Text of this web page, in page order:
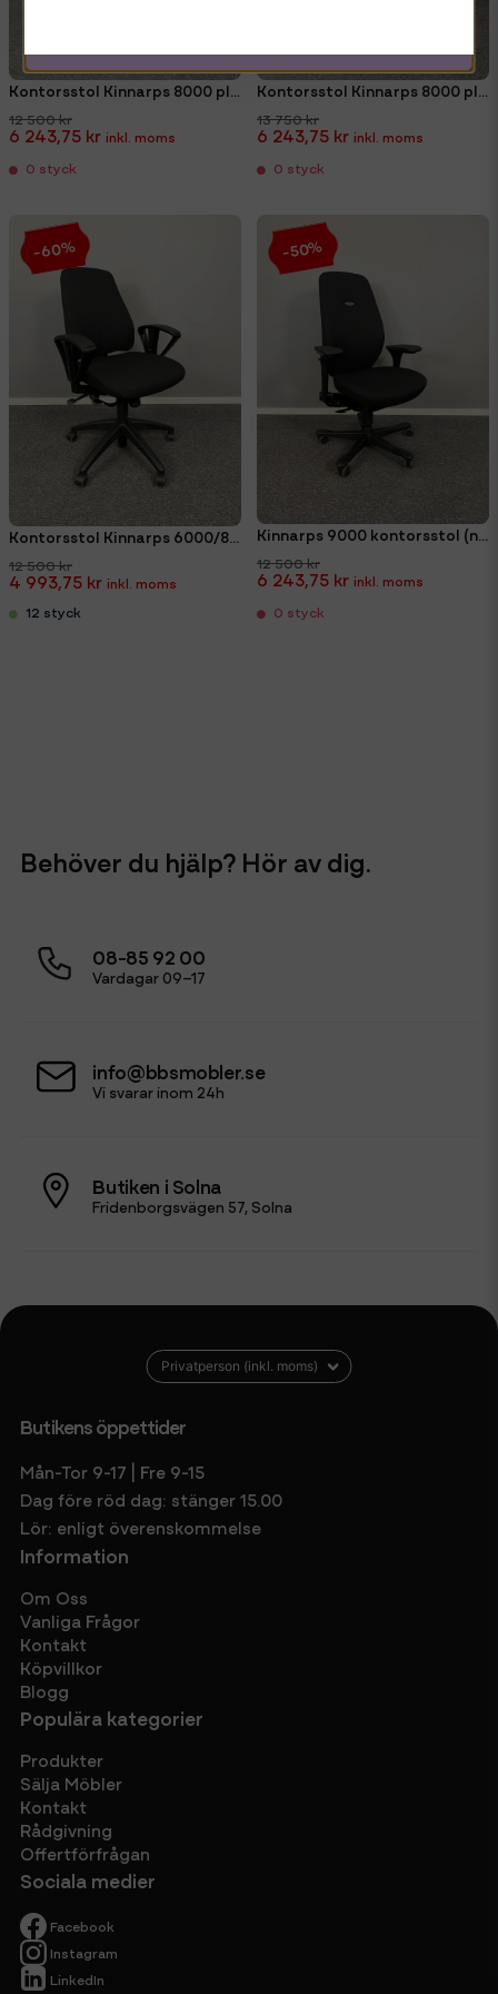
Kontorsstol Kinnarps 8000 plus (omklädd)
12 500 kr
6 243,75 kr
0 styck
Kontorsstol Kinnarps 8000 plus. nackstöd & (nya armstöd)
13 750 kr
6 243,75 kr
0 styck
Kontorsstol Kinnarps 6000/8000 (Ny klädsel)
12 500 kr
4 993,75 kr
12 styck
-60%
Kinnarps 9000 kontorsstol (ny klädsel)
12 500 kr
6 243,75 kr
0 styck
-50%
Behöver du hjälp? Hör av dig.
08-85 92 00
Vardagar 09–17
info@bbsmobler.se
Vi svarar inom 24h
Butiken i Solna
Fridenborgsvägen 57, Solna
Butikens öppettider
Mån-Tor 9-17 | Fre 9-15
Dag före röd dag: stänger 15.00
Lör: enligt överenskommelse
Information
Om Oss
Vanliga Frågor
Kontakt
Köpvillkor
Blogg
Populära kategorier
Produkter
Sälja Möbler
Kontakt
Rådgivning
Offertförfrågan
Sociala medier
Facebook
Instagram
LinkedIn